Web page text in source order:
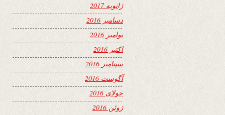
ژانویه 2017
دسامبر 2016
نوامبر 2016
اکتبر 2016
سپتامبر 2016
آگوست 2016
جولای 2016
ژوئن 2016